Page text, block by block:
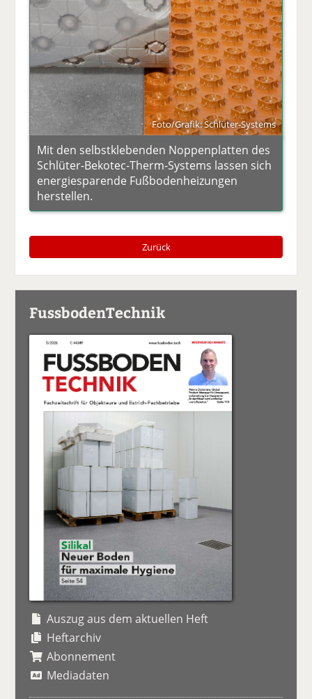
Foto/Grafik: Schlüter-Systems
Mit den selbstklebenden Noppenplatten des
Schlüter-Bekotec-Therm-Systems lassen sich
energiesparende Fußbodenheizungen
herstellen.
Zurück
FussbodenTechnik
Auszug aus dem aktuellen Heft
Heftarchiv
Abonnement
Mediadaten